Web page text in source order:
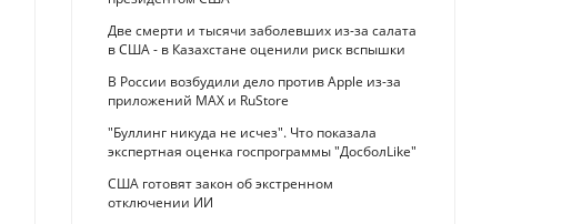
Две смерти и тысячи заболевших из-за салата
в США - в Казахстане оценили риск вспышки
В России возбудили дело против Apple из-за
приложений MAX и RuStore
"Буллинг никуда не исчез". Что показала
экспертная оценка госпрограммы "ДосболLike"
США готовят закон об экстренном
отключении ИИ